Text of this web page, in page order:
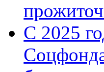
С 2025